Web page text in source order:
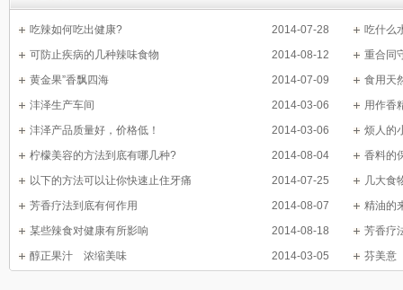
2014-07-28
吃辣如何吃出健康?
吃什么
2014-08-12
可防止疾病的几种辣味食物
重合同
2014-07-09
黄金果”香飘四海
食用天
2014-03-06
沣泽生产车间
用作香
2014-03-06
沣泽产品质量好，价格低！
烦人的
2014-08-04
柠檬美容的方法到底有哪几种?
香料的
2014-07-25
以下的方法可以让你快速止住牙痛
几大食
2014-08-07
芳香疗法到底有何作用
精油的
2014-08-18
某些辣食对健康有所影响
芳香疗
2014-03-05
醇正果汁 浓缩美味 芬美意